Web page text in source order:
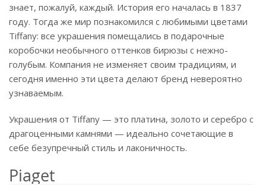
знает, пожалуй, каждый. История его началась в 1837
году. Тогда же мир познакомился с любимыми цветами
Tiffany: все украшения помещались в подарочные
коробочки необычного оттенков бирюзы с нежно-
голубым. Компания не изменяет своим традициям, и
сегодня именно эти цвета делают бренд невероятно
узнаваемым.
Украшения от Tiffany — это платина, золото и серебро с
драгоценными камнями — идеально сочетающие в
себе безупречный стиль и лаконичность.
Piaget